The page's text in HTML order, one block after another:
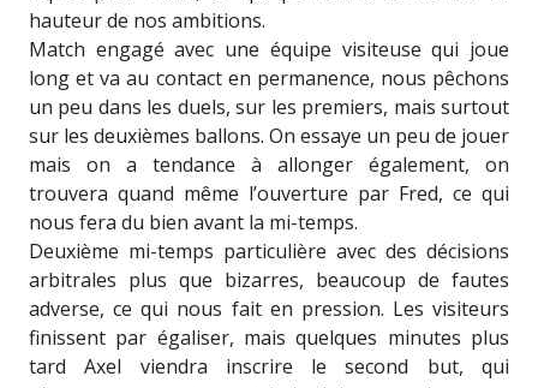
hauteur de nos ambitions.
Match engagé avec une équipe visiteuse qui joue
long et va au contact en permanence, nous pêchons
un peu dans les duels, sur les premiers, mais surtout
sur les deuxièmes ballons. On essaye un peu de jouer
mais on a tendance à allonger également, on
trouvera quand même l’ouverture par Fred, ce qui
nous fera du bien avant la mi-temps.
Deuxième mi-temps particulière avec des décisions
arbitrales plus que bizarres, beaucoup de fautes
adverse, ce qui nous fait en pression. Les visiteurs
finissent par égaliser, mais quelques minutes plus
tard Axel viendra inscrire le second but, qui